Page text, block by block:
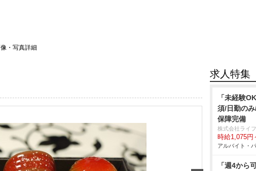
・写真詳細
求人特集
「未経験
須/日勤の
保障完備
株式会社ライ
時給1,075円
アルバイト・
「週4から